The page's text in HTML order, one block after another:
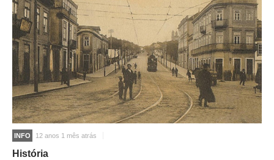
INFO 12 anos 1 mês atrás
História